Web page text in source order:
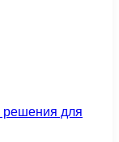
решения для